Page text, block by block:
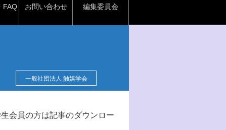
FAQ お問い合わせ 編集委員会
一般社団法人 触媒学会
会員の方は記事のダウンロー